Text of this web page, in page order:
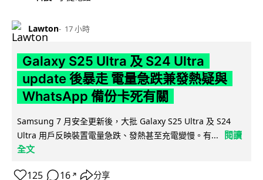
Lawton 17 小時
Galaxy S25 Ultra 及 S24 Ultra
update 後暴走 電量急跌兼發熱疑與
WhatsApp 備份卡死有關
Samsung 7 月安全更新後，大批 Galaxy S25 Ultra 及 S24
Ultra 用戶反映裝置電量急跌、發熱甚至充電變慢。有...
閱讀
全文
125 16 ↗ 分享